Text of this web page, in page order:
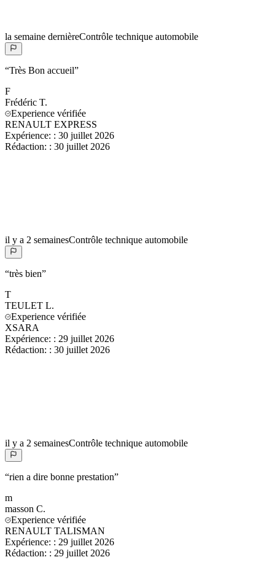
la semaine dernièreContrôle technique automobile
“Très Bon accueil”
F
Frédéric T.
Experience vérifiée
RENAULT EXPRESS
Expérience: : 30 juillet 2026
Rédaction: : 30 juillet 2026
il y a 2 semainesContrôle technique automobile
“très bien”
T
TEULET L.
Experience vérifiée
XSARA
Expérience: : 29 juillet 2026
Rédaction: : 30 juillet 2026
il y a 2 semainesContrôle technique automobile
“rien a dire bonne prestation”
m
masson C.
Experience vérifiée
RENAULT TALISMAN
Expérience: : 29 juillet 2026
Rédaction: : 29 juillet 2026